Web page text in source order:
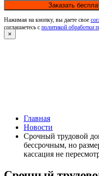
Заказать
Нажимая на кнопку, вы даете свое
соглашаетесь с политикой обработки
×
Главная
Новости
Срочный трудовой
бессрочным, но
кассация не